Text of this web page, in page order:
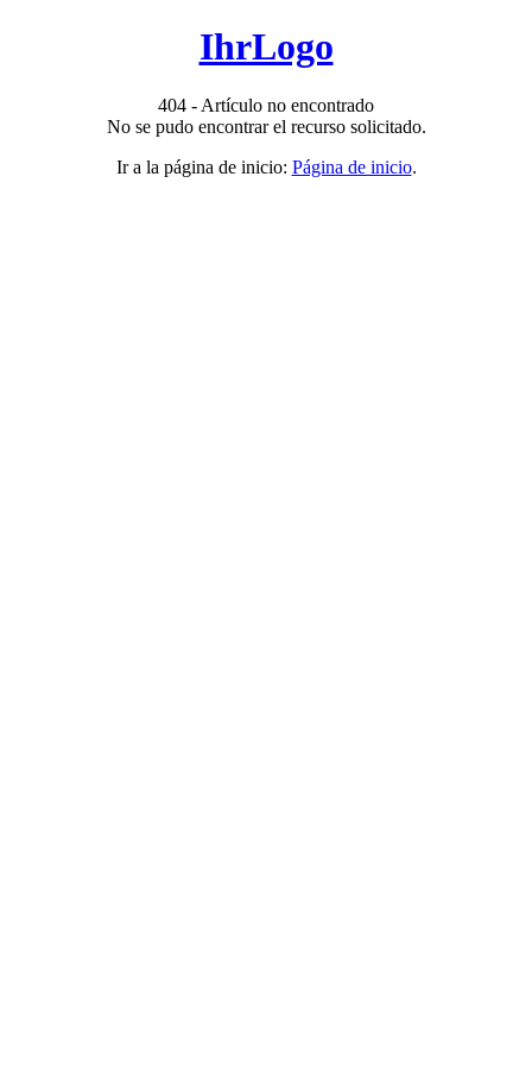
IhrLogo
404 - Artículo no encontrado
No se pudo encontrar el recurso solicitado.
Ir a la página de inicio: Página de inicio.